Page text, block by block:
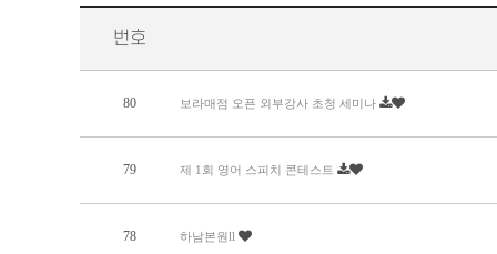
번호
80 보라매점 오픈 외부강사 초청 세미나
79 제 1회 영어 스피치 콘테스트
78 하남본원ll